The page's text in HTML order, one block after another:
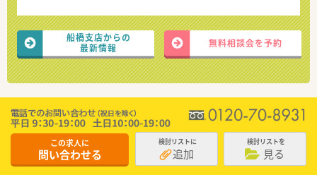
船橋支店からの
最新情報
無料相談会を予約
この求人に
問い合わせる
検討リストに
追加
検討リストを
見る